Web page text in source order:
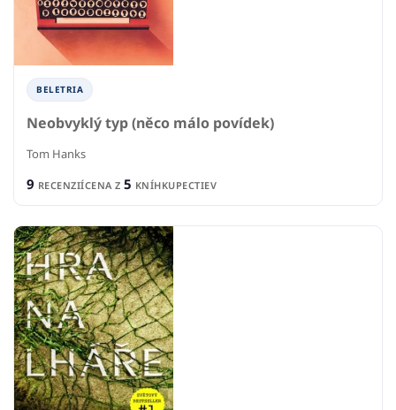
BELETRIA
Neobvyklý typ (něco málo povídek)
Tom Hanks
9 RECENZIÍCENA Z 5 KNÍHKUPECTIEV